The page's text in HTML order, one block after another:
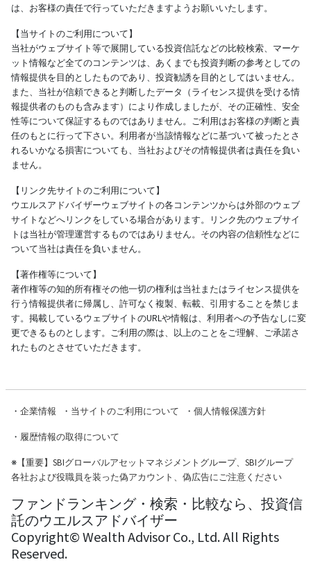
は、お客様の責任で行っていただきますようお願いいたします。
【当サイトのご利用について】
当社がウェブサイト等で展開している投資信託などの比較検索、マーケ
ット情報など全てのコンテンツは、あくまでも投資判断の参考としての
情報提供を目的としたものであり、投資勧誘を目的としてはいません。
また、当社が信頼できると判断したデータ（ライセンス提供を受ける情
報提供者のものも含みます）により作成しましたが、その正確性、安全
性等について保証するものではありません。ご利用はお客様の判断と責
任のもとに行って下さい。利用者が当該情報などに基づいて被ったとさ
れるいかなる損害についても、当社およびその情報提供者は責任を負い
ません。
【リンク先サイトのご利用について】
ウエルスアドバイザーウェブサイトの各コンテンツからは外部のウェブ
サイトなどへリンクをしている場合があります。リンク先のウェブサイ
トは当社が管理運営するものではありません。その内容の信頼性などに
ついて当社は責任を負いません。
【著作権等について】
著作権等の知的所有権その他一切の権利は当社またはライセンス提供を
行う情報提供者に帰属し、許可なく複製、転載、引用することを禁じま
す。掲載しているウェブサイトのURLや情報は、利用者への予告なしに変
更できるものとします。ご利用の際は、以上のことをご理解、ご承諾さ
れたものとさせていただきます。
・ 企業情報 ・ 当サイトのご利用について ・ 個人情報保護方針
・ 履歴情報の取得について
※【重要】SBIグローバルアセットマネジメントグループ、SBIグループ
各社および役職員を装った偽アカウント、偽広告にご注意ください
ファンドランキング・検索・比較なら、投資信
託のウエルスアドバイザー
Copyright© Wealth Advisor Co., Ltd. All Rights
Reserved.